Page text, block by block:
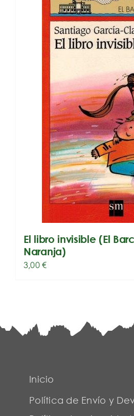
El libro invisible (El
Naranja)
3,00€
Inicio
Política de Envío y